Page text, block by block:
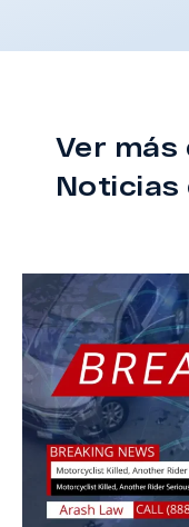
Ver más
Noticias